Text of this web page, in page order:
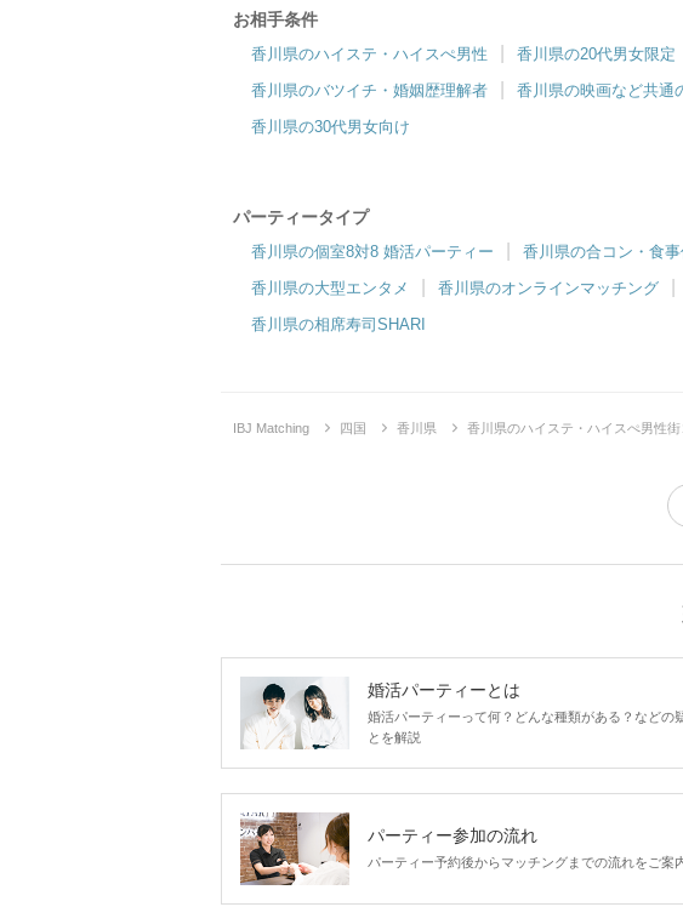
お相手条件
香川県のハイステ・ハイスぺ男性 香川県の20代男女限定
香川県のバツイチ・婚姻歴理解者
香川県の映画など共通
香川県の30代男女向け
パーティータイプ
香川県の個室8対8 婚活パーティー 香川県の合コン・食事
香川県の大型エンタメ
香川県のオンラインマッチング
香川県の相席寿司SHARI
IBJ Matching 四国 香川県 香川県のハイステ・ハイスぺ男性
婚活パーティーとは
婚活パーティーって何？どんな種類がある？などの
とを解説
パーティー参加の流れ
パーティー予約後からマッチングまでの流れをご案